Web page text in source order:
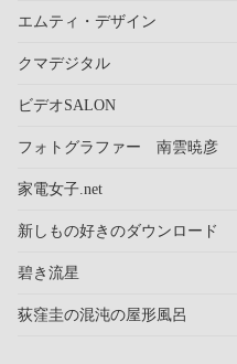
エムティ・デザイン
クマデジタル
ビデオSALON
フォトグラファー 南雲暁彦
家電女子.net
新しもの好きのダウンロード
碧き流星
荻窪圭の混沌の屋形風呂